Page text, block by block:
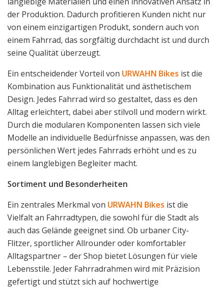
der Produktion. Dadurch profitieren Kunden nicht nur
von einem einzigartigen Produkt, sondern auch von
einem Fahrrad, das sorgfältig durchdacht ist und durch
seine Qualität überzeugt.
Ein entscheidender Vorteil von URWAHN Bikes ist die
Kombination aus Funktionalität und ästhetischem
Design. Jedes Fahrrad wird so gestaltet, dass es den
Alltag erleichtert, dabei aber stilvoll und modern wirkt.
Durch die modularen Komponenten lassen sich viele
Modelle an individuelle Bedürfnisse anpassen, was den
persönlichen Wert jedes Fahrrads erhöht und es zu
einem langlebigen Begleiter macht.
Sortiment und Besonderheiten
Ein zentrales Merkmal von URWAHN Bikes ist die
Vielfalt an Fahrradtypen, die sowohl für die Stadt als
auch das Gelände geeignet sind. Ob urbaner City-
Flitzer, sportlicher Allrounder oder komfortabler
Alltagspartner – der Shop bietet Lösungen für viele
Lebensstile. Jeder Fahrradrahmen wird mit Präzision
gefertigt und stützt sich auf hochwertige